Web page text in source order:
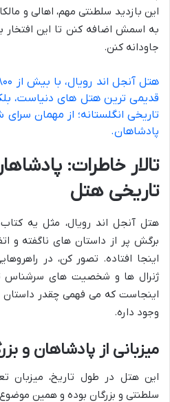
این بازدید سلطنتی مهم، اهالی و
به اسمش اضافه کنن تا این
جاودانه کنن.
قدیمی ترین هتل های دنیاست،
تاریخی انگلستانه؛ از مهمان سرای
پادشاهان.
تالار خاطرات:
تاریخی هتل
هتل آنجل اند رویال، مثل یه
برگش پر از داستان های ناگفته و
اینجا افتاده. تصور کن، در
ژنرال ها و شخصیت های سرشناس
اینجاست که می فهمی چقدر
وجود داره.
میزبانی از پادشاهان و
این هتل در طول تاریخ، میزبان
سلطنتی و بزرگان بوده و همین